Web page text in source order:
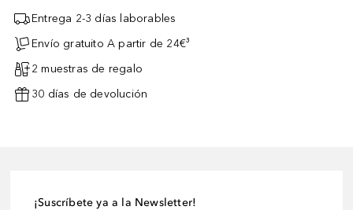
Entrega 2-3 días laborables
Envío gratuito A partir de 24€³
2 muestras de regalo
30 días de devolución
¡Suscríbete ya a la Newsletter!